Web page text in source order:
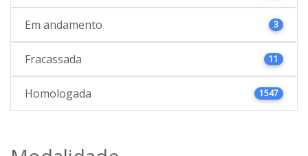
Em andamento 3
Fracassada 11
Homologada 1547